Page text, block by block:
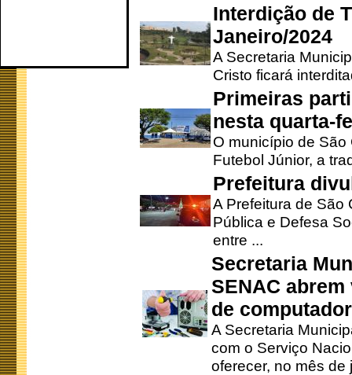
Interdição de
Janeiro/2024
A Secretaria
Cristo ficará
Primeiras
nesta quarta-
O município de
Futebol Júnior, a
Prefeitura
A Prefeitura de São
Pública e Defesa
entre ...
Secretaria
SENAC
de
A Secretaria
com o Serviço
oferecer, no mês de